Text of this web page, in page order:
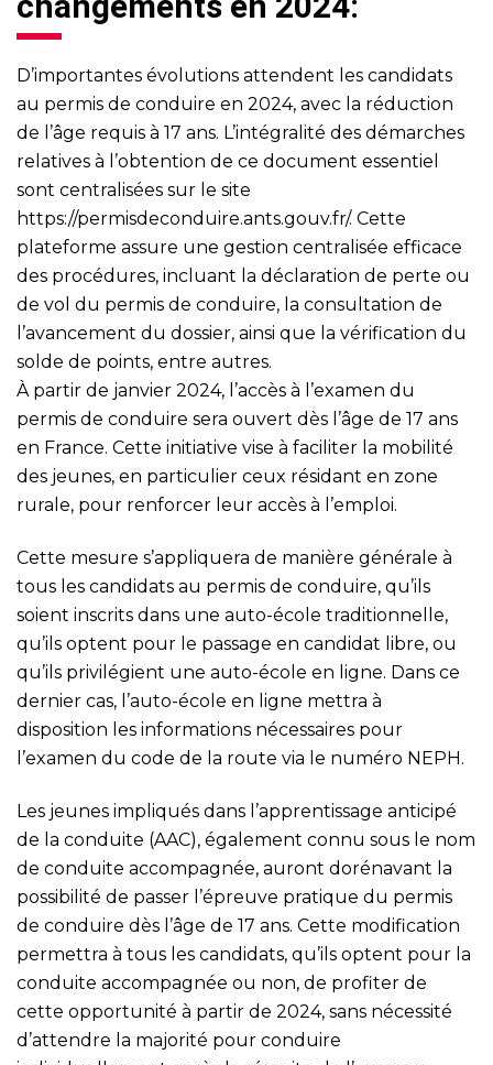
D’importantes évolutions attendent les candidats
au permis de conduire en 2024, avec la réduction
de l’âge requis à 17 ans. L’intégralité des démarches
relatives à l’obtention de ce document essentiel
sont centralisées sur le site
https://permisdeconduire.ants.gouv.fr/. Cette
plateforme assure une gestion centralisée efficace
des procédures, incluant la déclaration de perte ou
de vol du permis de conduire, la consultation de
l’avancement du dossier, ainsi que la vérification du
solde de points, entre autres.
À partir de janvier 2024, l’accès à l’examen du
permis de conduire sera ouvert dès l’âge de 17 ans
en France. Cette initiative vise à faciliter la mobilité
des jeunes, en particulier ceux résidant en zone
rurale, pour renforcer leur accès à l’emploi.
Cette mesure s’appliquera de manière générale à
tous les candidats au permis de conduire, qu’ils
soient inscrits dans une auto-école traditionnelle,
qu’ils optent pour le passage en candidat libre, ou
qu’ils privilégient une auto-école en ligne. Dans ce
dernier cas, l’auto-école en ligne mettra à
disposition les informations nécessaires pour
l’examen du code de la route via le numéro NEPH.
Les jeunes impliqués dans l’apprentissage anticipé
de la conduite (AAC), également connu sous le nom
de conduite accompagnée, auront dorénavant la
possibilité de passer l’épreuve pratique du permis
de conduire dès l’âge de 17 ans. Cette modification
permettra à tous les candidats, qu’ils optent pour la
conduite accompagnée ou non, de profiter de
cette opportunité à partir de 2024, sans nécessité
d’attendre la majorité pour conduire